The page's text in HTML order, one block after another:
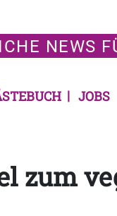
NEWS
JOBS
zum